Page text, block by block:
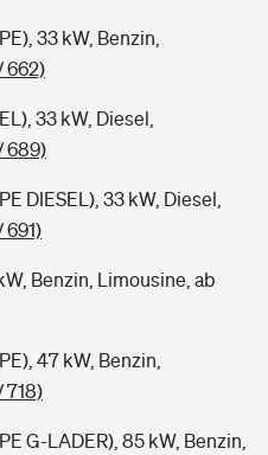
33 kW, Benzin,
662)
33 kW, Diesel,
689)
DIESEL), 33 kW, Diesel,
691)
Benzin, Limousine, ab
47 kW, Benzin,
718)
G-LADER), 85 kW, Benzin,